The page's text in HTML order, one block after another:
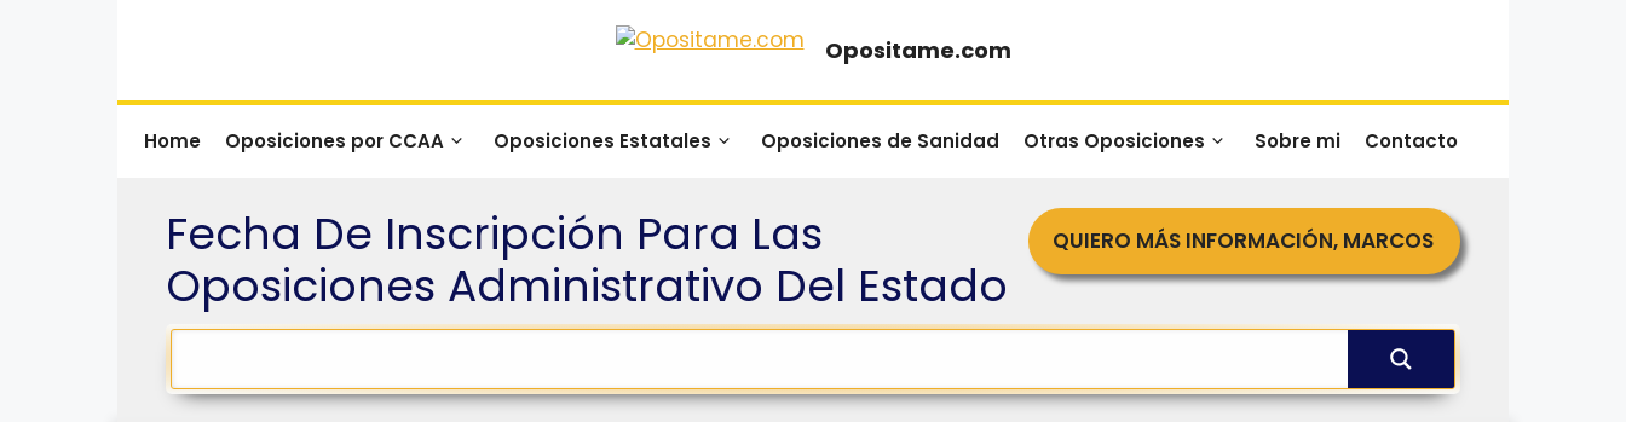
Opositame.com
Home Oposiciones por CCAA Oposiciones Estatales Oposiciones de Sanidad Otras Oposiciones Sobre mi Contacto
Fecha De Inscripción Para Las
Oposiciones Administrativo Del Estado
QUIERO MÁS INFORMACIÓN, MARCOS